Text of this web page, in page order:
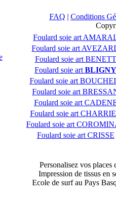
FAQ | Conditions
Foulard soie art
Foulard soie art
Foulard soie art BENETT
Foulard soie art BLIGNY
Foulard soie art
Foulard soie art
Foulard soie art
Foulard soie art
Foulard soie art
Foulard soie art CRISSE
Personalisez vos places
Impression de tissus en
Ecole de surf au Pays